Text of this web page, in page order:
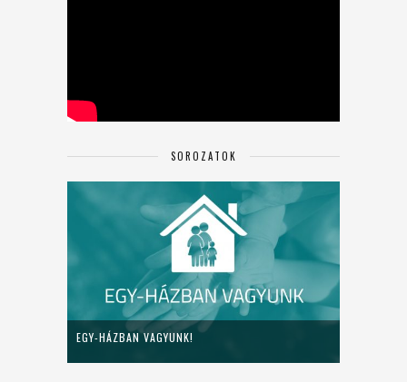
SOROZATOK
EGY-HÁZBAN VAGYUNK!